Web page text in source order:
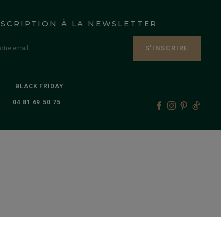
À LA NEWSLETTER
S’INSCRIRE
BLACK FRIDAY
04 81 69 50 75